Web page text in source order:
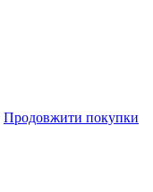
Продовжити покупки